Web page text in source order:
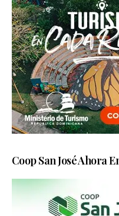
Coop San José Ahora